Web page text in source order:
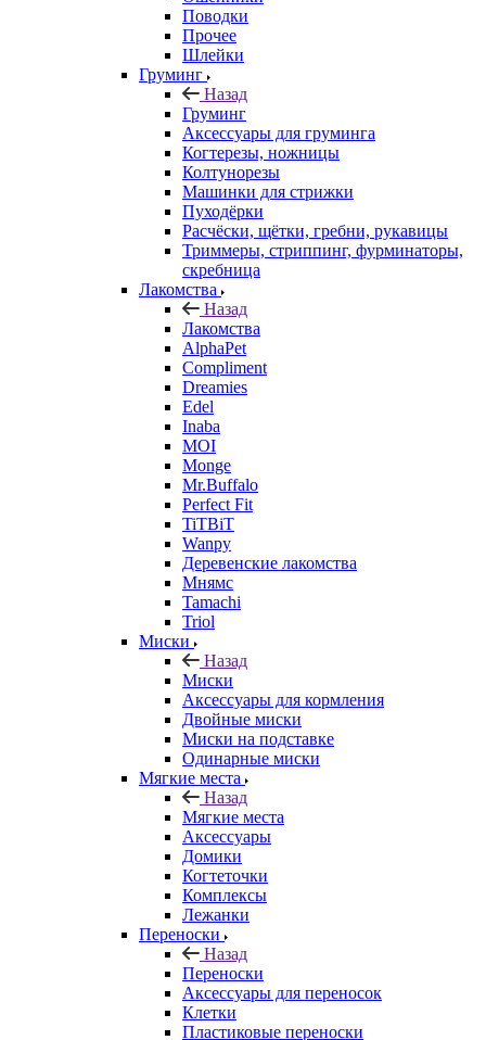
Поводки
Прочее
Шлейки
Груминг
Назад
Груминг
Аксессуары для груминга
Когтерезы, ножницы
Колтунорезы
Машинки для стрижки
Пуходёрки
Расчёски, щётки, гребни, рукавицы
Триммеры, стриппинг, фурминаторы,
скребница
Лакомства
Назад
Лакомства
AlphaPet
Compliment
Dreamies
Edel
Inaba
MOI
Monge
Mr.Buffalo
Perfect Fit
TiTBiT
Wanpy
Деревенские лакомства
Мнямс
Tamachi
Triol
Миски
Назад
Миски
Аксессуары для кормления
Двойные миски
Миски на подставке
Одинарные миски
Мягкие места
Назад
Мягкие места
Аксессуары
Домики
Когтеточки
Комплексы
Лежанки
Переноски
Назад
Переноски
Аксессуары для переносок
Клетки
Пластиковые переноски